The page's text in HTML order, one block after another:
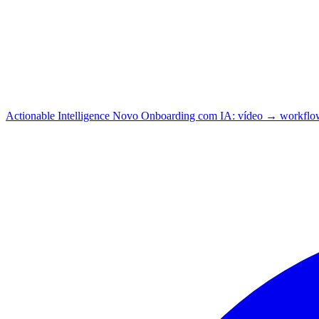
Actionable Intelligence Novo Onboarding com IA: vídeo →